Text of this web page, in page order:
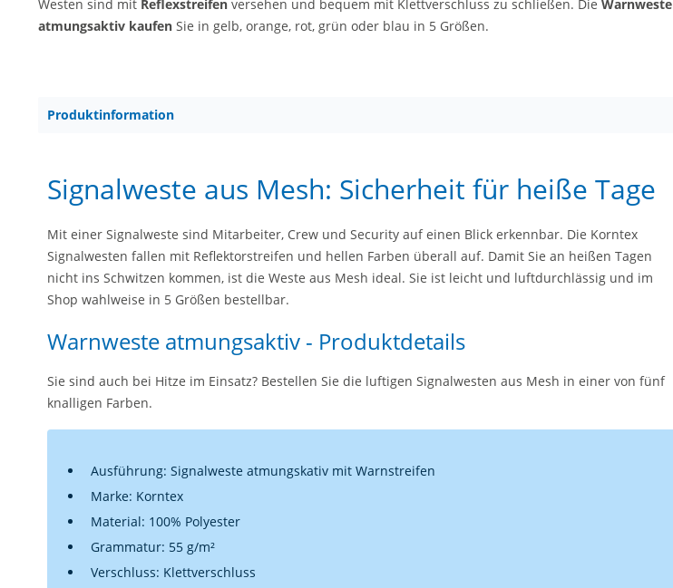
Westen sind mit Reflexstreifen versehen und bequem mit Klettverschluss zu schließen. Die Warnweste
atmungsaktiv kaufen Sie in gelb, orange, rot, grün oder blau in 5 Größen.
Produktinformation
Signalweste aus Mesh: Sicherheit für heiße Tage
Mit einer Signalweste sind Mitarbeiter, Crew und Security auf einen Blick erkennbar. Die Korntex
Signalwesten fallen mit Reflektorstreifen und hellen Farben überall auf. Damit Sie an heißen Tagen
nicht ins Schwitzen kommen, ist die Weste aus Mesh ideal. Sie ist leicht und luftdurchlässig und im
Shop wahlweise in 5 Größen bestellbar.
Warnweste atmungsaktiv - Produktdetails
Sie sind auch bei Hitze im Einsatz? Bestellen Sie die luftigen Signalwesten aus Mesh in einer von fünf
knalligen Farben.
Ausführung: Signalweste atmungskativ mit Warnstreifen
Marke: Korntex
Material: 100% Polyester
Grammatur: 55 g/m²
Verschluss: Klettverschluss